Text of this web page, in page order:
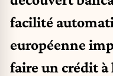
facilité
européenne
faire un crédit